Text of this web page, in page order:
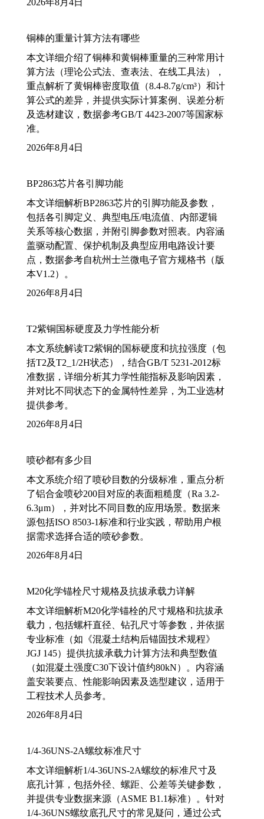
2026年8月4日
铜棒的重量计算方法有哪些
本文详细介绍了铜棒和黄铜棒重量的三种常用计
算方法（理论公式法、查表法、在线工具法），
重点解析了黄铜棒密度取值（8.4-8.7g/cm³）和计
算公式的差异，并提供实际计算案例、误差分析
及选材建议，数据参考GB/T 4423-2007等国家标
准。
2026年8月4日
BP2863芯片各引脚功能
本文详细解析BP2863芯片的引脚功能及参数，
包括各引脚定义、典型电压/电流值、内部逻辑
关系等核心数据，并附引脚参数对照表。内容涵
盖驱动配置、保护机制及典型应用电路设计要
点，数据参考自杭州士兰微电子官方规格书（版
本V1.2）。
2026年8月4日
T2紫铜国标硬度及力学性能分析
本文系统解读T2紫铜的国标硬度和抗拉强度（包
括T2及T2_1/2H状态），结合GB/T 5231-2012标
准数据，详细分析其力学性能指标及影响因素，
并对比不同状态下的金属特性差异，为工业选材
提供参考。
2026年8月4日
喷砂都有多少目
本文系统介绍了喷砂目数的分级标准，重点分析
了铝合金喷砂200目对应的表面粗糙度（Ra 3.2-
6.3μm），并对比不同目数的应用场景。数据来
源包括ISO 8503-1标准和行业实践，帮助用户根
据需求选择合适的喷砂参数。
2026年8月4日
M20化学锚栓尺寸规格及抗拔承载力详解
本文详细解析M20化学锚栓的尺寸规格和抗拔承
载力，包括螺杆直径、钻孔尺寸等参数，并依据
专业标准（如《混凝土结构后锚固技术规程》
JGJ 145）提供抗拔承载力计算方法和典型数值
（如混凝土强度C30下设计值约80kN）。内容涵
盖安装要点、性能影响因素及选型建议，适用于
工程技术人员参考。
2026年8月4日
1/4-36UNS-2A螺纹标准尺寸
本文详细解析1/4-36UNS-2A螺纹的标准尺寸及
底孔计算，包括外径、螺距、公差等关键参数，
并提供专业数据来源（ASME B1.1标准）。针对
1/4-36UNS螺纹底孔尺寸的常见疑问，通过公式